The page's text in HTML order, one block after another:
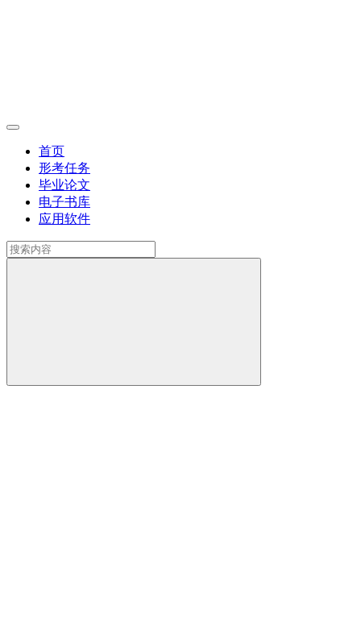
首页
形考任务
毕业论文
电子书库
应用软件